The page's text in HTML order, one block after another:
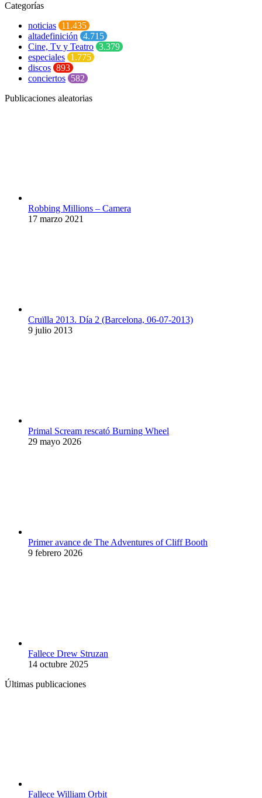
Categorías
noticias 11.435
altadefinición 4.715
Cine, Tv y Teatro 3.379
especiales 1.775
discos 893
conciertos 582
Publicaciones aleatorias
Robbing Millions – Camera
17 marzo 2021
Cruïlla 2013. Día 2 (Barcelona, 06-07-2013)
9 julio 2013
Primal Scream rescató Burning Wheel
29 mayo 2026
Primer avance de The Adventures of Cliff Booth
9 febrero 2026
Fallece Drew Struzan
14 octubre 2025
Últimas publicaciones
Fallece William Orbit